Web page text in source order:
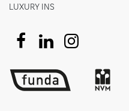
LUXURY INS